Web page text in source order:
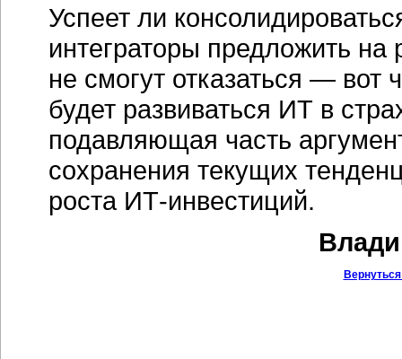
Успеет ли
интеграторы предложить на
не смогут отказаться — вот
будет развиваться ИТ в
подавляющая часть
сохранения текущих
роста ИТ-инвестиций.